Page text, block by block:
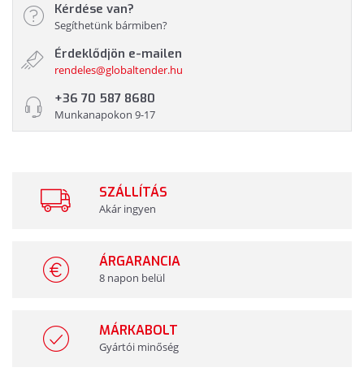
Kérdése van?
Segíthetünk bármiben?
Érdeklődjön e-mailen
rendeles@globaltender.hu
+36 70 587 8680
Munkanapokon 9-17
SZÁLLÍTÁS
Akár ingyen
ÁRGARANCIA
8 napon belül
MÁRKABOLT
Gyártói minőség